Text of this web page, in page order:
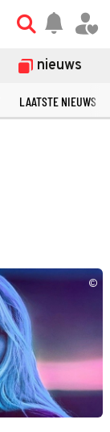
nieuws
LAATSTE NIEUWS
©